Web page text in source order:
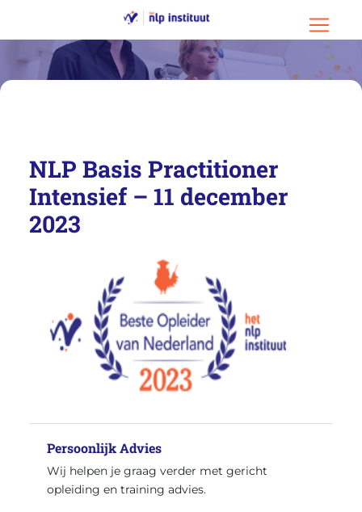
Menu
NLP Basis Practitioner
Intensief – 11 december
2023
Persoonlijk Advies
Wij helpen je graag verder met gericht
opleiding en training advies.